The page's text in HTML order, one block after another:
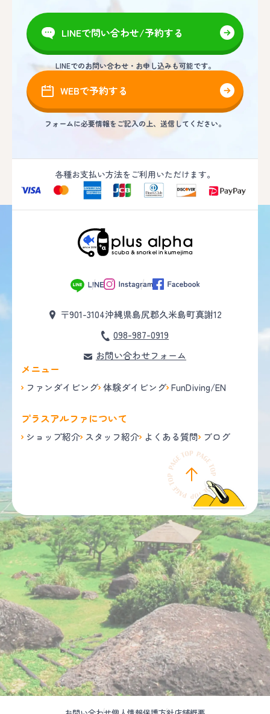
LINEで問い合わせ/予約する
LINEでのお問い合わせ・お申し込みも可能です。
WEBで予約する
フォームに必要情報をご記入の上、送信してください。
各種お支払い方法をご利用いただけます。
〒901-3104沖縄県島尻郡久米島町真謝12
098-987-0919
お問い合わせフォーム
メニュー
ファンダイビング 体験ダイビング FunDiving/EN
プラスアルファについて
ショップ紹介 スタッフ紹介 よくある質問 ブログ